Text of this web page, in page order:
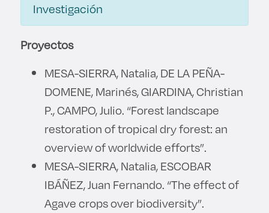
Investigación
Proyectos
MESA-SIERRA, Natalia, DE LA PEÑA-
DOMENE, Marinés, GIARDINA, Christian
P., CAMPO, Julio. “Forest landscape
restoration of tropical dry forest: an
overview of worldwide efforts”.
MESA-SIERRA, Natalia, ESCOBAR
IBÁÑEZ, Juan Fernando. “The effect of
Agave crops over biodiversity”.